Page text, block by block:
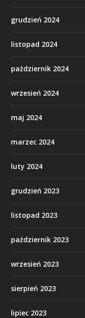
grudzień 2024
listopad 2024
październik 2024
wrzesień 2024
maj 2024
marzec 2024
luty 2024
grudzień 2023
listopad 2023
październik 2023
wrzesień 2023
sierpień 2023
lipiec 2023